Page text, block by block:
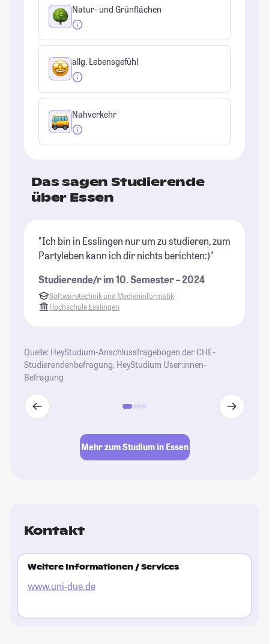
Natur- und Grünflächen
allg. Lebensgefühl
Nahverkehr
Das sagen Studierende
über Essen
"Ich bin in Esslingen nur um zu studieren, zum
Partyleben kann ich dir nichts berichten:)"
Studierende/r im 10. Semester – 2024
Softwaretechnik und Medieninformatik
Hochschule Esslingen
Quelle: HeyStudium-Anschlussfragebogen der CHE-
Studierendenbefragung, HeyStudium User:innen-
Befragung
Mehr zum Studium in Essen
Kontakt
Weitere Informationen / Services
www.uni-due.de